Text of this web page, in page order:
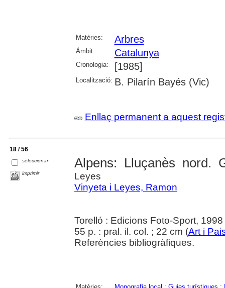
Matèries: Arbres
Àmbit: Catalunya
Cronologia: [1985]
Localització: B. Pilarín Bayés (Vic)
Enllaç permanent a aquest
18 / 56
seleccionar
imprimir
Alpens: Lluçanès nord.
Leyes
Vinyeta i Leyes, Ramon
Torelló : Edicions Foto-Sport, 1998
55 p. : pral. il. col. ; 22 cm (Art i
Referències bibliogràfiques.